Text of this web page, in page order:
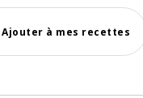
Ajouter à mes recettes